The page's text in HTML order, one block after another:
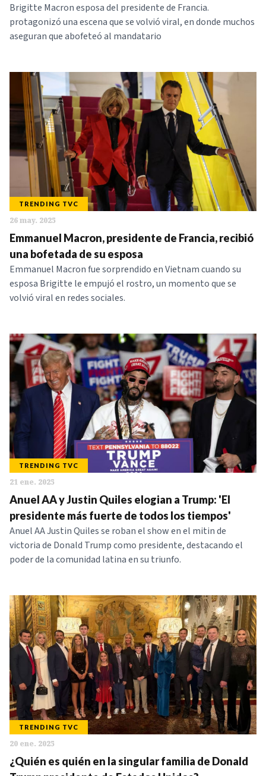
Brigitte Macron esposa del presidente de Francia.
protagonizó una escena que se volvió viral, en donde muchos
aseguran que abofeteó al mandatario
TRENDING TVC
26 may. 2025
Emmanuel Macron, presidente de Francia, recibió
una bofetada de su esposa
Emmanuel Macron fue sorprendido en Vietnam cuando su
esposa Brigitte le empujó el rostro, un momento que se
volvió viral en redes sociales.
TRENDING TVC
21 ene. 2025
Anuel AA y Justin Quiles elogian a Trump: 'El
presidente más fuerte de todos los tiempos'
Anuel AA Justin Quiles se roban el show en el mitin de
victoria de Donald Trump como presidente, destacando el
poder de la comunidad latina en su triunfo.
TRENDING TVC
20 ene. 2025
¿Quién es quién en la singular familia de Donald